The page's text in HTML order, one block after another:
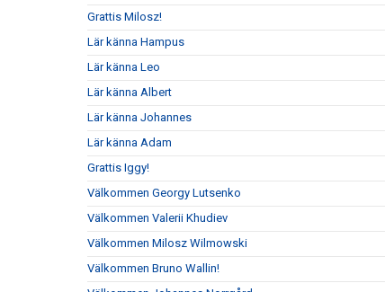
Grattis Milosz!
Lär känna Hampus
Lär känna Leo
Lär känna Albert
Lär känna Johannes
Lär känna Adam
Grattis Iggy!
Välkommen Georgy Lutsenko
Välkommen Valerii Khudiev
Välkommen Milosz Wilmowski
Välkommen Bruno Wallin!